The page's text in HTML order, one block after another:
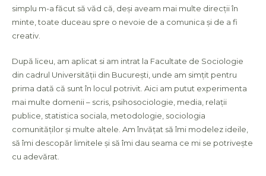
simplu m-a făcut să văd că, deși aveam mai multe direcții în
minte, toate duceau spre o nevoie de a comunica și de a fi
creativ.
După liceu, am aplicat si am intrat la Facultate de Sociologie
din cadrul Universității din București, unde am simțit pentru
prima dată că sunt în locul potrivit. Aici am putut experimenta
mai multe domenii – scris, psihosociologie, media, relații
publice, statistica sociala, metodologie, sociologia
comunităților și multe altele. Am învățat să îmi modelez ideile,
să îmi descopăr limitele și să îmi dau seama ce mi se potrivește
cu adevărat.